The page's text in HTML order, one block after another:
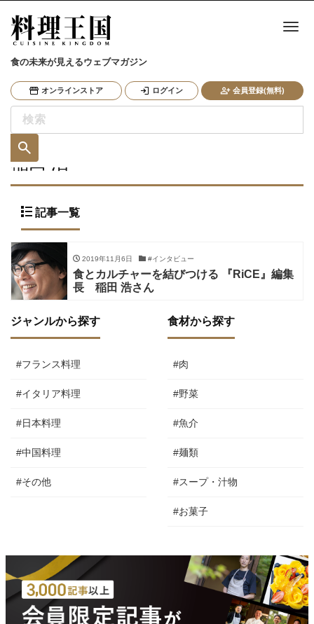
食の未来が見えるウェブマガジン
オンラインストア ログイン 会員登録(無料)
ナ
稲田 浩
記事一覧
2019年11月6日 #インタビュー
食とカルチャーを結びつける 『RiCE』編集
長 稲田 浩さん
ジャンルから探す
#フランス料理
#イタリア料理
#日本料理
#中国料理
#その他
食材から探す
#肉
#野菜
#魚介
#麺類
#スープ・汁物
#お菓子